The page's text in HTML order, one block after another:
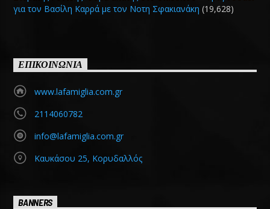
για τον Βασίλη Καρρά με τον Νοτη Σφακιανάκη (19,628)
ΕΠΙΚΟΙΝΩΝΙΑ
www.lafamiglia.com.gr
2114060782
info@lafamiglia.com.gr
Καυκάσου 25, Κορυδαλλός
BANNERS